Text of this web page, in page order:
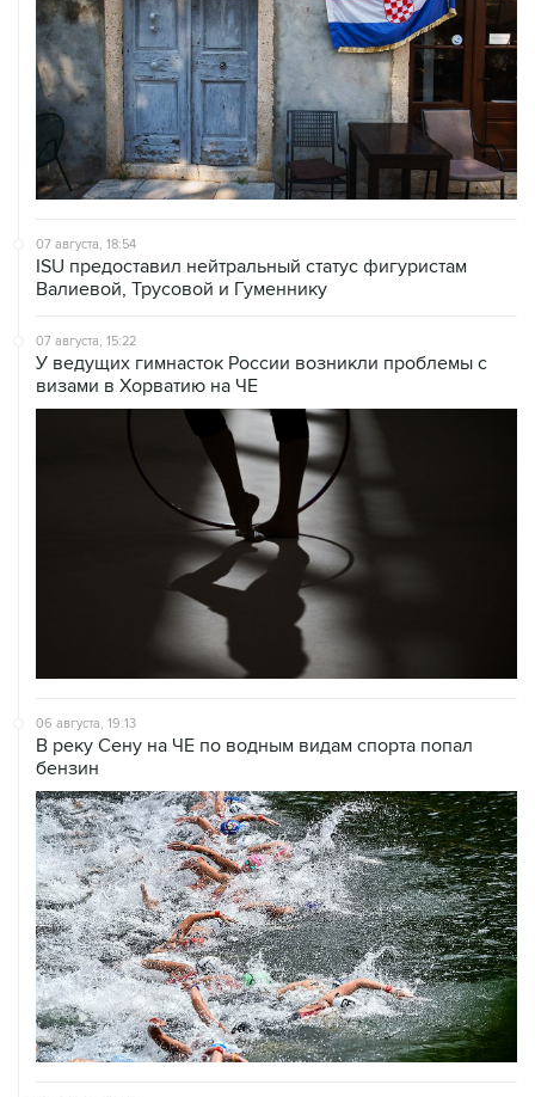
07 августа, 18:54
ISU предоставил нейтральный статус фигуристам
Валиевой, Трусовой и Гуменнику
07 августа, 15:22
У ведущих гимнасток России возникли проблемы с
визами в Хорватию на ЧЕ
06 августа, 19:13
В реку Сену на ЧЕ по водным видам спорта попал
бензин